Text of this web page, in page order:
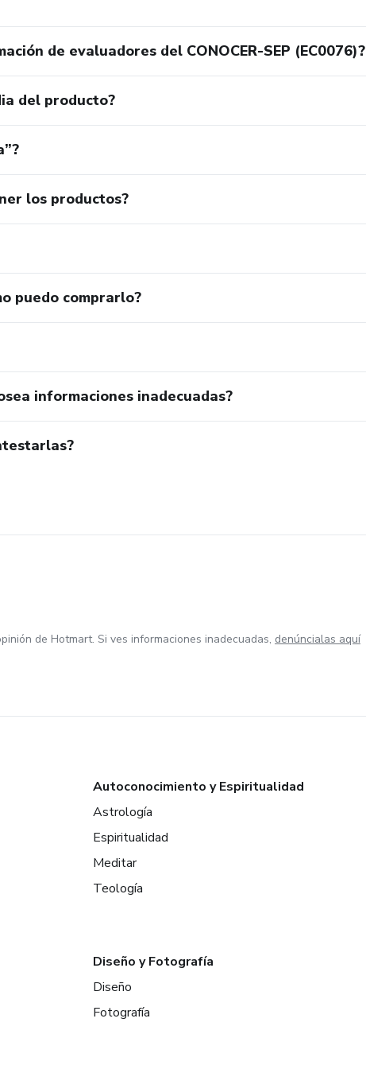
de evaluadores del CONOCER-SEP (EC0076)?
del producto?
los productos?
puedo comprarlo?
informaciones inadecuadas?
de Hotmart. Si ves informaciones inadecuadas, denúncialas aquí
Autoconocimiento y Espiritualidad
Astrología
Espiritualidad
Meditar
Teología
Diseño y Fotografía
Diseño
Fotografía